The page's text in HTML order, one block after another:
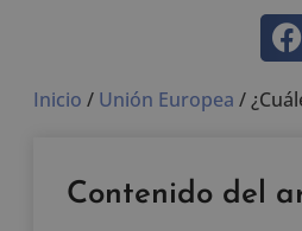
Inicio / Unión Europea /
Contenido del